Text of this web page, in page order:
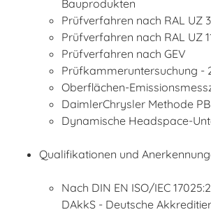
Bauprodukten
Prüfverfahren nach RAL UZ
Prüfverfahren nach RAL UZ
Prüfverfahren nach GEV
Prüfkammeruntersuchung -
Oberflächen-
DaimlerChrysler Methode
Dynamische Headspace-
Qualifikationen und
Nach DIN EN ISO/IEC
DAkkS - Deutsche